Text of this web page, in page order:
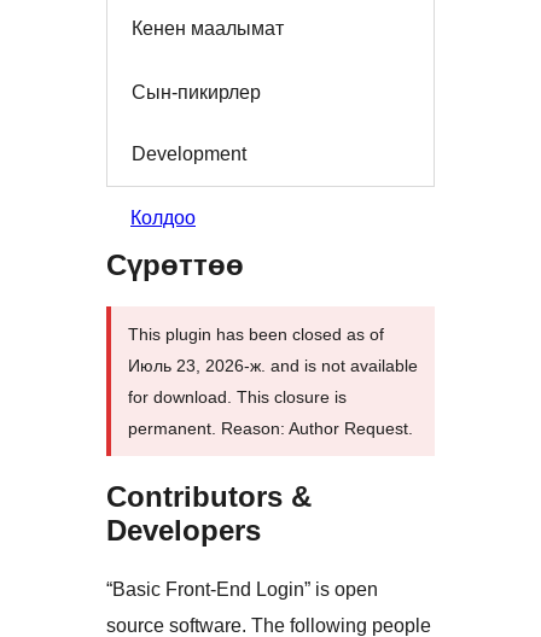
Кенен маалымат
Сын-пикирлер
Development
Колдоо
Сүрөттөө
This plugin has been closed as of
Июль 23, 2026-ж. and is not available
for download. This closure is
permanent. Reason: Author Request.
Contributors &
Developers
“Basic Front-End Login” is open
source software. The following people